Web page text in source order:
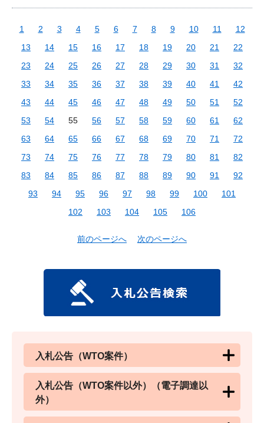
1 2 3 4 5 6 7 8 9 10 11
12
13
14 15 16 17 18 19 20 21
22
23
24 25 26 27 28 29 30 31
32
33
34 35 36 37 38 39 40 41
42
43
44 45 46 47 48 49 50 51
52
53
54 55 56 57 58 59 60 61
62
63
64 65 66 67 68 69 70 71
72
73
74 75 76 77 78 79 80 81
82
83
84 85 86 87 88 89 90 91
92
93
94 95 96 97 98 99 100
101
102
103 104 105 106
前のページへ 次のページへ
入札公告（WTO案件）
入札公告（WTO案件以外）（電子調達以
外）